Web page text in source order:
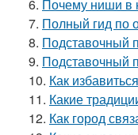
6. Почему ниши в
7. Полный гид по
8. Подставочный
9. Подставочный
10. Как
11. Какие
12. Как город